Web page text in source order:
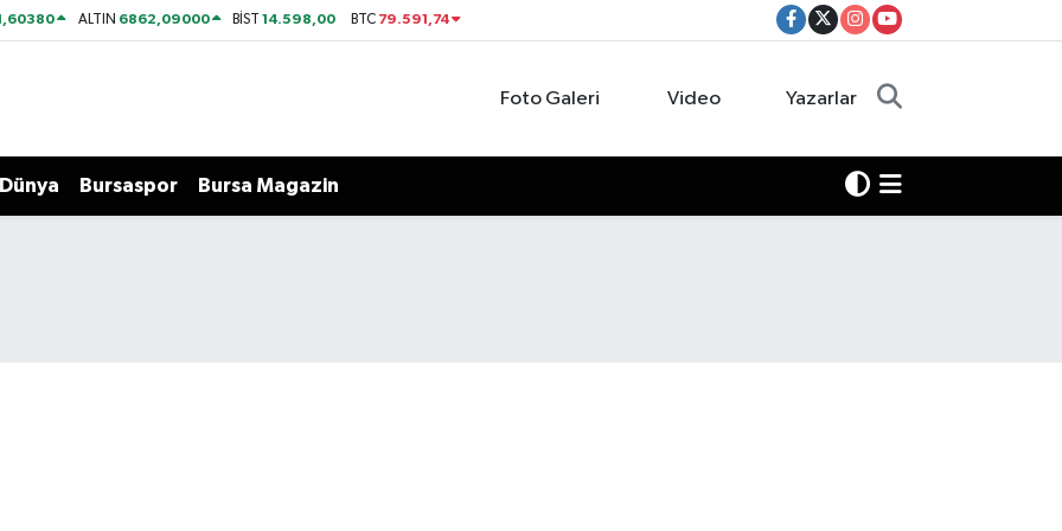
ALTIN 6862,09000 BİST14.598,00 BTC 79.591,74
Foto Galeri Video Yazarlar
Dünya Bursaspor Bursa Magazin